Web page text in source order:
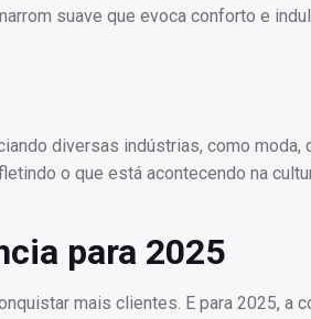
suave que evoca conforto e
diversas indústrias, como moda,
o que está acontecendo na
para 2025
mais clientes. E para 2025, a